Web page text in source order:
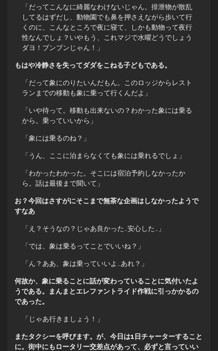
「だってこんなに綺麗なわけないじゃん。排泄物が散乱
してるはずだし、動物園でも鼻を押さえながら歩いて行
くのに、こんなところで夜に寝て、しかも動物って夜行
性なんでしょ？いやもう、これマジで水曜どうでしょう
ダヨ！ブンブンじゃん！」
もはや冷静さを失ってダダをこねる子どもである。
「だって象にのりたいんだもん。このロッジからレスト
ランまでの移動も象に乗って行くんだよ」
「いや待って。移動も出来ないの？わかった象には乗る
から。乗っていいから」
「象には乗るのね？」
「うん、ここに泊まらなくても象には乗れるでしょ」
「わかったわかった。そこには宿泊予約しなかったか
ら。話は最後まで聞いて」
お？今回はさすがにそこまで無茶な企画はしなかったようで
すなあ
「え？そうなの？じゃあ良かった…安心した…」
「では、象は乗るってことでいいね？」
「ん？ああ、象は乗っていいよ…あれ？」
何故か、象に乗ることに話が変わっていることに気付いたよ
うである。まんまとエレファントライド作戦に引っかかるの
であった。
「じゃあ行きましょう！」
またタクシーを呼びます。が、今日は1日チャーターすること
に。街中にもロータリー交差点があって、必ずと言っていい